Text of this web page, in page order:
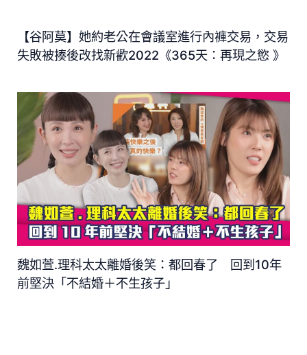
【谷阿莫】她約老公在會議室進行內褲交易，交易
失敗被揍後改找新歡2022《365天：再現之慾 》
魏如萱.理科太太離婚後笑：都回春了 回到10年
前堅決「不結婚＋不生孩子」